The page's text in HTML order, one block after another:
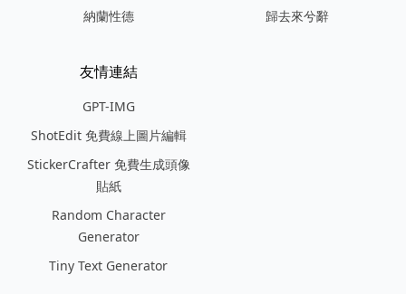
納蘭性德
歸去來兮辭
友情連結
GPT-IMG
ShotEdit 免費線上圖片編輯
StickerCrafter 免費生成頭像
貼紙
Random Character
Generator
Tiny Text Generator